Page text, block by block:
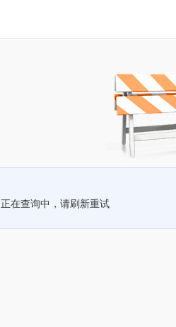
正在查询中，请刷新重试